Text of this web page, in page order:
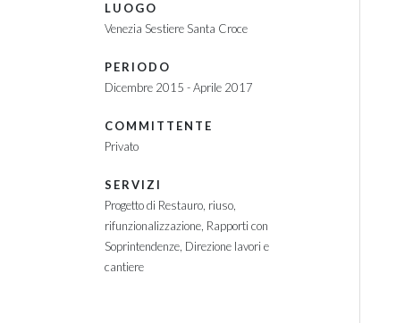
LUOGO
Venezia Sestiere Santa Croce
PERIODO
Dicembre 2015 - Aprile 2017
COMMITTENTE
Privato
SERVIZI
Progetto di Restauro, riuso,
rifunzionalizzazione Rapporti con
Soprintendenze Direzione lavori e
cantiere